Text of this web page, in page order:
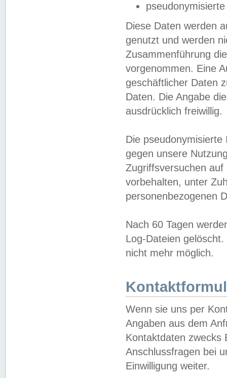
Diese Daten werden
genutzt und werden
Zusammenführung
vorgenommen. Eine
geschäftlicher Daten
Daten. Die Angabe
ausdrücklich freiwillig.
Die
gegen unsere
Zugriffsversuchen
vorbehalten, unter
personenbezogenen
Nach 60 Tagen
Log-Dateien
nicht mehr möglich.
Wenn sie uns per
Angaben aus dem
Kontaktdaten zwecks
Anschlussfragen bei
Einwilligung weiter.